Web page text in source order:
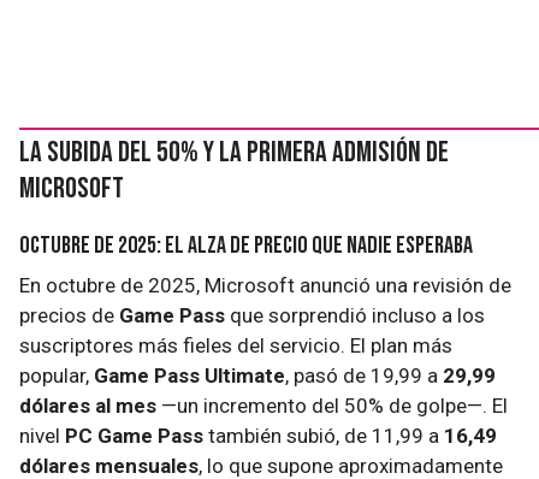
La subida del 50% y la primera admisión de
Microsoft
Octubre de 2025: el alza de precio que nadie esperaba
En octubre de 2025, Microsoft anunció una revisión de
precios de Game Pass que sorprendió incluso a los
suscriptores más fieles del servicio. El plan más
popular, Game Pass Ultimate, pasó de 19,99 a 29,99
dólares al mes —un incremento del 50% de golpe—. El
nivel PC Game Pass también subió, de 11,99 a 16,49
dólares mensuales, lo que supone aproximadamente